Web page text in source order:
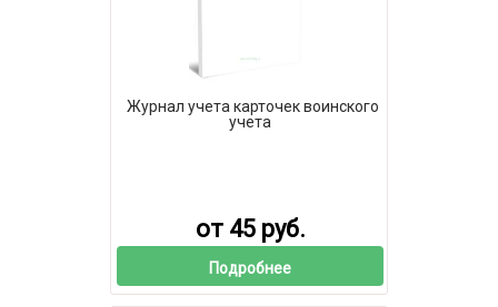
Журнал учета карточек воинского
учета
от 45 руб.
Подробнее